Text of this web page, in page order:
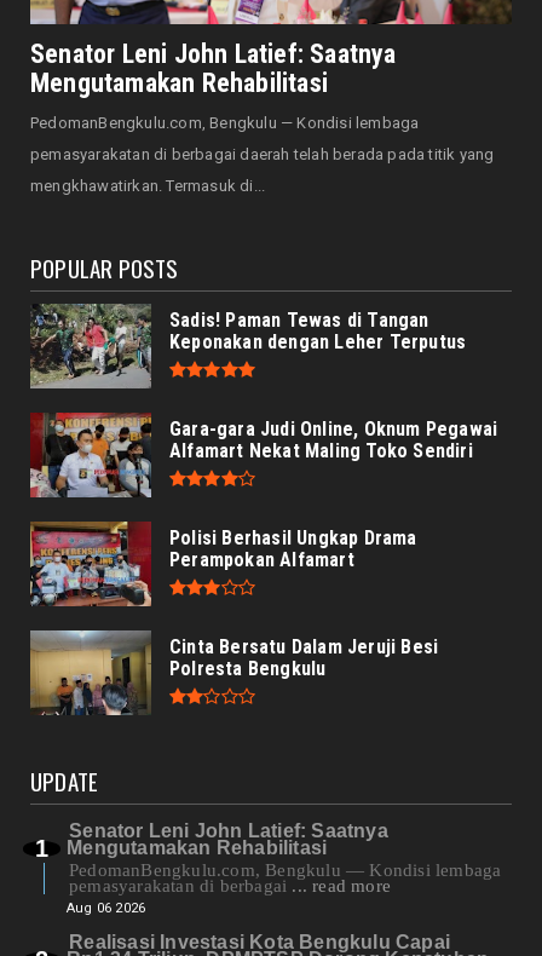
EKONOMI
Hotel Santika Bengkulu Hadirkan Promo HUT
ke-81 RI, Kamar Mu...
NASIONAL
Menjadi Tuan Rumah Sidang Tahunan MPR RI
dan Sidang Bersama...
Senator Leni John Latief: Saatnya
Mengutamakan Rehabilitasi
PedomanBengkulu.com, Bengkulu — Kondisi lembaga
pemasyarakatan di berbagai daerah telah berada pada titik yang
mengkhawatirkan. Termasuk di...
POPULAR POSTS
Sadis! Paman Tewas di Tangan
Keponakan dengan Leher Terputus
Gara-gara Judi Online, Oknum Pegawai
Alfamart Nekat Maling Toko Sendiri
Polisi Berhasil Ungkap Drama
Perampokan Alfamart
Cinta Bersatu Dalam Jeruji Besi
Polresta Bengkulu
UPDATE
Senator Leni John Latief: Saatnya
Mengutamakan Rehabilitasi
PedomanBengkulu.com, Bengkulu — Kondisi lembaga
pemasyarakatan di berbagai ... read more
Aug 06 2026
Realisasi Investasi Kota Bengkulu Capai